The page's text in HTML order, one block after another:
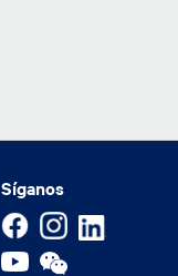
Síganos